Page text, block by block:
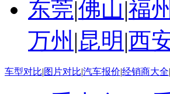
东莞|佛山|福州
万州 |昆明 |西
车型对比|图片对比|汽车报价|经销商大全|